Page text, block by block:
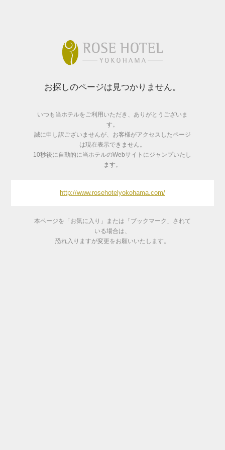
お探しのページは見つかりません。
いつも当ホテルをご利用いただき、ありがとうございま
す。
誠に申し訳ございませんが、お客様がアクセスしたページ
は現在表示できません。
10秒後に自動的に当ホテルのWebサイトにジャンプいたし
ます。
http://www.rosehotelyokohama.com/
本ページを「お気に入り」または「ブックマーク」されて
いる場合は、
恐れ入りますが変更をお願いいたします。